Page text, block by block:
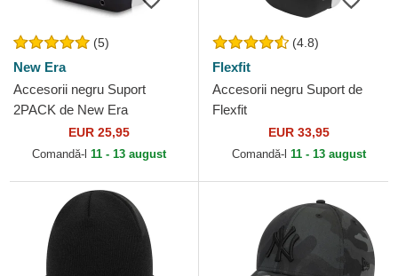
(5)
New Era
Accesorii negru Suport
2PACK de New Era
EUR 25,95
Comandă-l 11 - 13 august
(4.8)
Flexfit
Accesorii negru Suport de
Flexfit
EUR 33,95
Comandă-l 11 - 13 august